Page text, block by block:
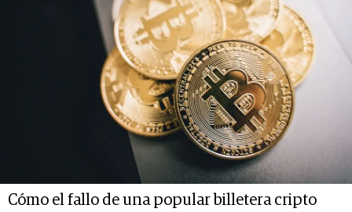
Cómo el fallo de una popular billetera cripto